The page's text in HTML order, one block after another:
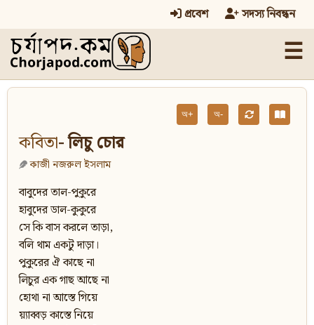
প্রবেশ সদস্য নিবন্ধন
☰
অ+ অ-
কবিতা- লিচু চোর
কাজী নজরুল ইসলাম
বাবুদের তাল-পুকুরে
হাবুদের ডাল-কুকুরে
সে কি বাস করলে তাড়া,
বলি থাম একটু দাড়া।
পুকুরের ঐ কাছে না
লিচুর এক গাছ আছে না
হোথা না আস্তে গিয়ে
য়্যাব্বড় কাস্তে নিয়ে